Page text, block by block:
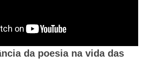
da poesia na vida das